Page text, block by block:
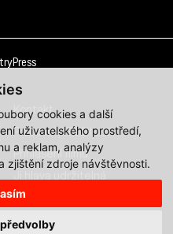
cookies a další
uživatelského prostředí,
a reklam, analýzy
zjištění zdroje návštěvnosti.
Press
Kontakt
Pracovní příležitosti
Přihlášení filmu